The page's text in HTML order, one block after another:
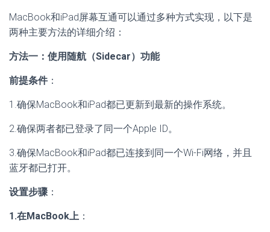
MacBook和iPad屏幕互通可以通过多种方式实现，以下是
两种主要方法的详细介绍：
方法一：使用随航（Sidecar）功能
前提条件：
1.确保MacBook和iPad都已更新到最新的操作系统。
2.确保两者都已登录了同一个Apple ID。
3.确保MacBook和iPad都已连接到同一个Wi-Fi网络，并且
蓝牙都已打开。
设置步骤：
1.在MacBook上 ：